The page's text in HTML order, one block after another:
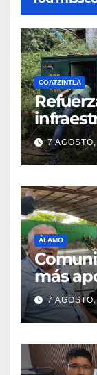
COATZINTLA
7
ÁLAMO
más
7